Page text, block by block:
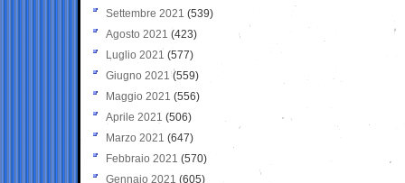
Settembre 2021 (539)
Agosto 2021 (423)
Luglio 2021 (577)
Giugno 2021(559)
Maggio 2021 (556)
Aprile 2021 (506)
Marzo 2021 (647)
Febbraio 2021 (570)
Gennaio 2021 (605)